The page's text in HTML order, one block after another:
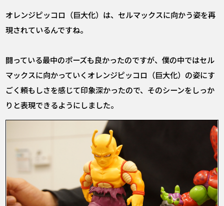
――オレンジピッコロ（巨大化）は、セルマックスに向かう姿を再
現されているんですね。
闘っている最中のポーズも良かったのですが、僕の中ではセル
マックスに向かっていくオレンジピッコロ（巨大化）の姿にす
ごく頼もしさを感じて印象深かったので、そのシーンをしっか
りと表現できるようにしました。